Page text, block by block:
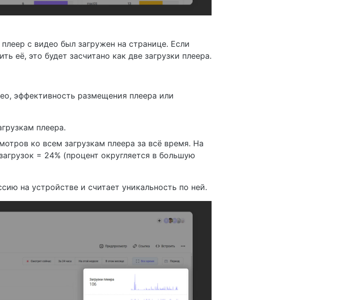
с видео был загружен на странице. Если
её, это будет засчитано как две загрузки плеера.
эффективность размещения плеера или
плеера.
ко всем загрузкам плеера за всё время. На
= 24% (процент округляется в большую
на устройстве и считает уникальность по ней.